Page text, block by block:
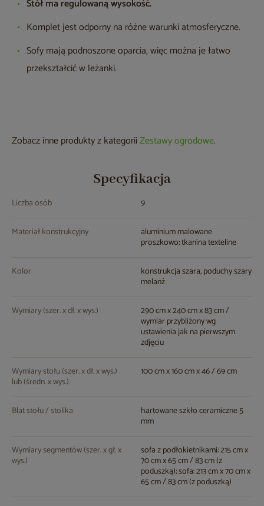
Stół ma regulowaną wysokość.
Komplet jest odporny na różne warunki atmosferyczne.
Sofy mają podnoszone oparcia, więc można je łatwo
przekształcić w leżanki.
Zobacz inne produkty z kategoriiZestawy ogrodowe.
Specyfikacja
Liczba osób 9
Materiał konstrukcyjny aluminium malowane
proszkowo; tkanina texteline
Kolor konstrukcja szara, poduchy szary
melanż
Wymiary (szer. x dł. x wys.) 290 cm x 240 cm x 83 cm /
wymiar przybliżony wg
ustawienia jak na pierwszym
zdjęciu
Wymiary stołu (szer. x dł. x wys.)
lub (średn. x wys.)
100 cm x 160 cm x 46 / 69 cm
Blat stołu / stolika hartowane szkło ceramiczne 5
mm
Wymiary segmentów (szer. x gł. x
wys.)
sofa z podłokietnikami: 215 cm x
70 cm x 65 cm / 83 cm (z
poduszką); sofa: 213 cm x 70 cm x
65 cm / 83 cm (z poduszką)